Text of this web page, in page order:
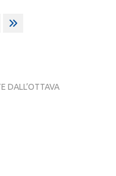
DALL’OTTAVA